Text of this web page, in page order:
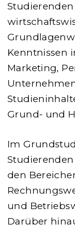
Kenntnissen
Marketing,
Grund- und
Im
den
und
Darüber